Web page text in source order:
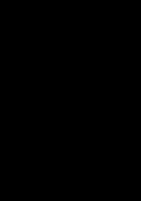
も肌にも実績がある
ざわざお手入れしな
万発の照射テストを
ン